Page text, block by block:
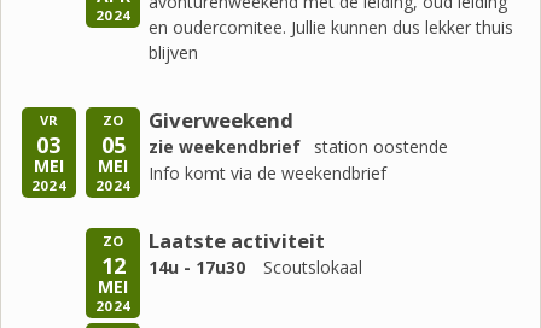
2024
en oudercomitee. Jullie kunnen dus lekker thuis
blijven
VR
03
MEI
2024
ZO
05
MEI
2024
Giverweekend
zie weekendbrief
station oostende
Info komt via de weekendbrief
ZO
12
MEI
2024
Laatste activiteit
14u - 17u30 Scoutslokaal